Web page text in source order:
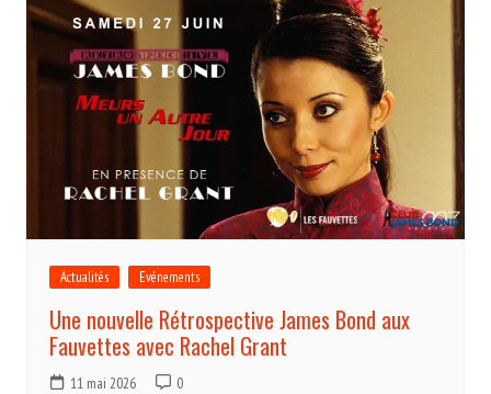
Actualités Evénements
Une nouvelle Rétrospective James Bond aux
Fauvettes avec Rachel Grant
11 mai 2026 0